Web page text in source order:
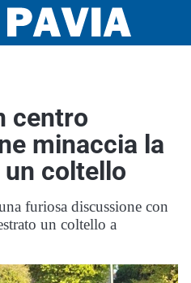
centro
minaccia la
coltello
furiosa discussione con
un coltello a